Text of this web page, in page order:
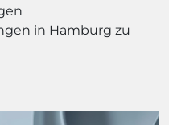
in Hamburg zu